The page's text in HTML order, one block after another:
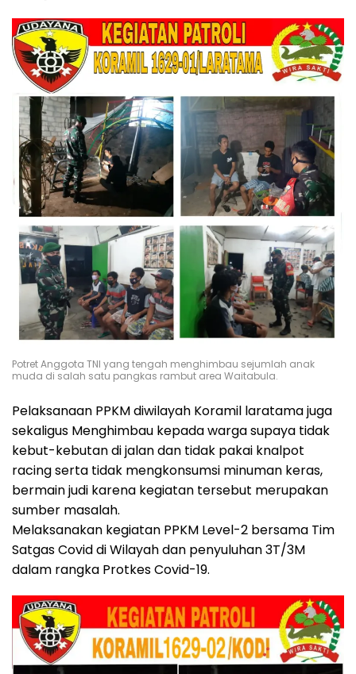
Potret Anggota TNI yang tengah menghimbau sejumlah anak
muda di salah satu pangkas rambut area Waitabula.
Pelaksanaan PPKM diwilayah Koramil laratama juga
sekaligus Menghimbau kepada warga supaya tidak
kebut-kebutan di jalan dan tidak pakai knalpot
racing serta tidak mengkonsumsi minuman keras,
bermain judi karena kegiatan tersebut merupakan
sumber masalah.
Melaksanakan kegiatan PPKM Level-2 bersama Tim
Satgas Covid di Wilayah dan penyuluhan 3T/3M
dalam rangka Protkes Covid-19.